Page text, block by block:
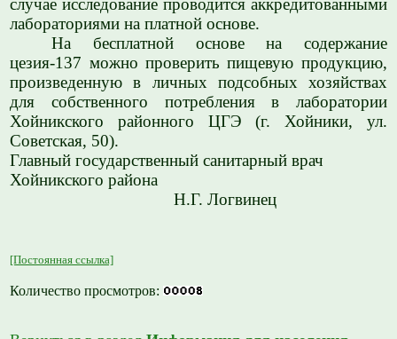
случае исследование проводится аккредитованными
лабораториями на платной основе.
На бесплатной основе на содержание
цезия-137 можно проверить пищевую продукцию,
произведенную в личных подсобных хозяйствах
для собственного потребления в лаборатории
Хойникского районного ЦГЭ (г. Хойники, ул.
Советская, 50).
Главный государственный санитарный врач
Хойникского района
Н.Г. Логвинец
[Постоянная ссылка]
Количество просмотров: